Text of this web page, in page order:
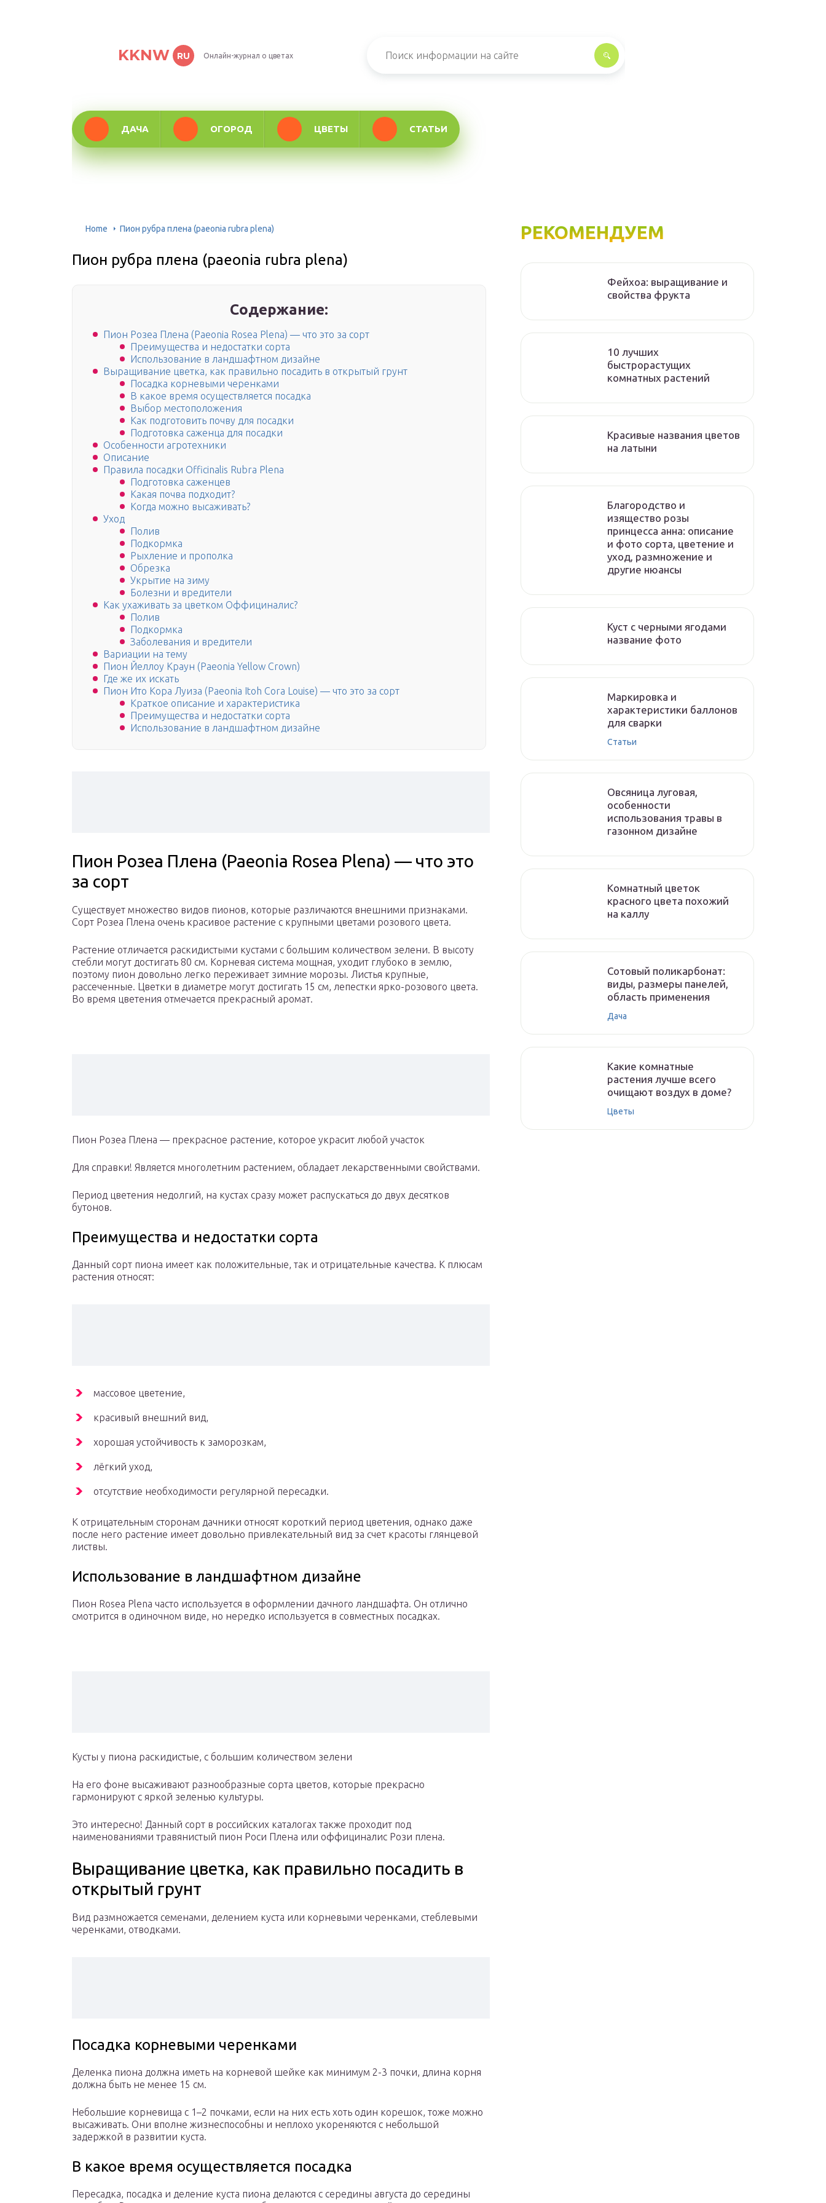
KKNW RU Онлайн-журнал о цветах
ДАЧА ОГОРОД ЦВЕТЫ СТАТЬИ
Home Пион рубра плена (paeonia rubra plena)
Пион рубра плена (paeonia rubra plena)
Содержание:
Пион Розеа Плена (Paeonia Rosea Plena) — что это за сорт
Преимущества и недостатки сорта
Использование в ландшафтном дизайне
Выращивание цветка, как правильно посадить в открытый грунт
Посадка корневыми черенками
В какое время осуществляется посадка
Выбор местоположения
Как подготовить почву для посадки
Подготовка саженца для посадки
Особенности агротехники
Описание
Правила посадки Officinalis Rubra Plena
Подготовка саженцев
Какая почва подходит?
Когда можно высаживать?
Уход
Полив
Подкормка
Рыхление и прополка
Обрезка
Укрытие на зиму
Болезни и вредители
Как ухаживать за цветком Оффициналис?
Полив
Подкормка
Заболевания и вредители
Вариации на тему
Пион Йеллоу Краун (Paeonia Yellow Crown)
Где же их искать
Пион Ито Кора Луиза (Paeonia Itoh Cora Louise) — что это за сорт
Краткое описание и характеристика
Преимущества и недостатки сорта
Использование в ландшафтном дизайне
Пион Розеа Плена (Paeonia Rosea Plena) — что это
за сорт
Существует множество видов пионов, которые различаются внешними признаками.
Сорт Розеа Плена очень красивое растение с крупными цветами розового цвета.
Растение отличается раскидистыми кустами с большим количеством зелени. В высоту
стебли могут достигать 80 см. Корневая система мощная, уходит глубоко в землю,
поэтому пион довольно легко переживает зимние морозы. Листья крупные,
рассеченные. Цветки в диаметре могут достигать 15 см, лепестки ярко-розового цвета.
Во время цветения отмечается прекрасный аромат.
Пион Розеа Плена — прекрасное растение, которое украсит любой участок
Для справки! Является многолетним растением, обладает лекарственными свойствами.
Период цветения недолгий, на кустах сразу может распускаться до двух десятков
бутонов.
Преимущества и недостатки сорта
Данный сорт пиона имеет как положительные, так и отрицательные качества. К плюсам
растения относят:
массовое цветение,
красивый внешний вид,
хорошая устойчивость к заморозкам,
лёгкий уход,
отсутствие необходимости регулярной пересадки.
К отрицательным сторонам дачники относят короткий период цветения, однако даже
после него растение имеет довольно привлекательный вид за счет красоты глянцевой
листвы.
Использование в ландшафтном дизайне
Пион Rosea Plena часто используется в оформлении дачного ландшафта. Он отлично
смотрится в одиночном виде, но нередко используется в совместных посадках.
Кусты у пиона раскидистые, с большим количеством зелени
На его фоне высаживают разнообразные сорта цветов, которые прекрасно
гармонируют с яркой зеленью культуры.
Это интересно! Данный сорт в российских каталогах также проходит под
наименованиями травянистый пион Роси Плена или оффициналис Рози плена.
Выращивание цветка, как правильно посадить в
открытый грунт
Вид размножается семенами, делением куста или корневыми черенками, стеблевыми
черенками, отводками.
Посадка корневыми черенками
Деленка пиона должна иметь на корневой шейке как минимум 2-3 почки, длина корня
должна быть не менее 15 см.
Небольшие корневища с 1–2 почками, если на них есть хоть один корешок, тоже можно
высаживать. Они вполне жизнеспособны и неплохо укореняются с небольшой
задержкой в развитии куста.
В какое время осуществляется посадка
Пересадка, посадка и деление куста пиона делаются с середины августа до середины
РЕКОМЕНДУЕМ
Фейхоа: выращивание и
свойства фрукта
10 лучших
быстрорастущих
комнатных растений
Красивые названия цветов
на латыни
Благородство и
изящество розы
принцесса анна: описание
и фото сорта, цветение и
уход, размножение и
другие нюансы
Куст с черными ягодами
название фото
Маркировка и
характеристики баллонов
для сварки
Статьи
Овсяница луговая,
особенности
использования травы в
газонном дизайне
Комнатный цветок
красного цвета похожий
на каллу
Сотовый поликарбонат:
виды, размеры панелей,
область применения
Дача
Какие комнатные
растения лучше всего
очищают воздух в доме?
Цветы